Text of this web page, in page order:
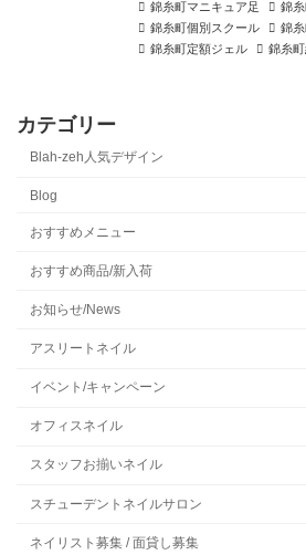
錦糸町マニキュア足
錦
錦糸町個別スクール
錦
錦糸町定額ジェル
錦糸
カテゴリー
Blah-zeh人気デザイン
Blog
おすすめメニュー
おすすめ商品/新入荷
お知らせ/News
アスリートネイル
イベント/キャンペーン
オフィスネイル
スタッフお揃いネイル
スチューデントネイルサロン
ネイリスト募集 / 面貸し募集